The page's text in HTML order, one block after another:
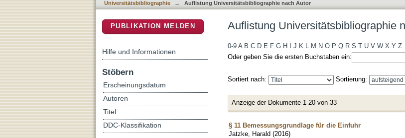
Universitätsbibliographie → Auflistung Universitätsbibliographie nach Autor
Auflistung Universitätsbibliographie
0-9 A B C D E F G H J K L M N O P Q R S T U V W X Y Z
Oder geben Sie die ersten Buchstaben ein:
Sortiert nach: Sortierung:
Anzeige der Dokumente 1-20 von 33
§ 11 Bemessungsgrundlage für die Einfuhr
Jatzke, Harald (2016)
PUBLIKATION MELDEN
Hilfe und Informationen
Stöbern
Erscheinungsdatum
Autoren
Titel
DDC-Klassifikation